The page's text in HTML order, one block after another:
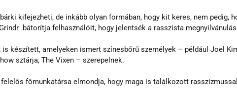
kifejezheti, de inkább olyan formában, hogy kit keres, nem pedig,
bátorítja felhasználóit, hogy jelentsék a rasszista
készített, amelyeken ismert színesbőrű személyek – például Joel
sztárja, The Vixen – szerepelnek.
főmunkatársa elmondja, hogy maga is találkozott